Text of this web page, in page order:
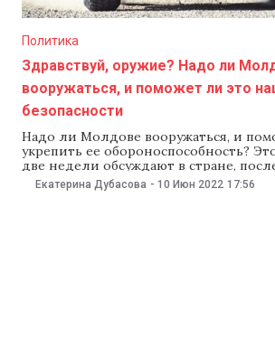
Политика
Здравствуй, оружие? Надо ли
вооружаться, и поможет ли это
безопасности
Надо ли Молдове вооружаться, и
укрепить ее обороноспособность?
две недели обсуждают в стране,
предложил Молдове военную
считает, что это только ухудшит
Екатерина Дубасова - 10 Июн 2022 17:56